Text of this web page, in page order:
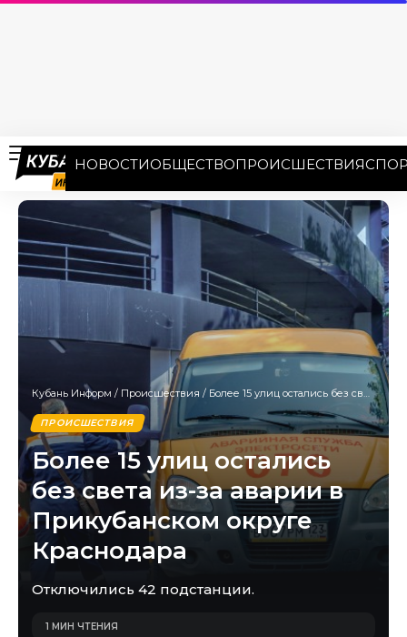
НОВОСТИОБЩЕСТВОПРОИСШЕСТВИЯ
Кубань Информ / Происшествия / Более 15 улиц остались без света из-за аварии в Прикубанском округе Краснодара
ПРОИСШЕСТВИЯ
Более 15 улиц остались
без света из-за аварии в
Прикубанском округе
Краснодара
Отключились 42 подстанции.
1 МИН ЧТЕНИЯ